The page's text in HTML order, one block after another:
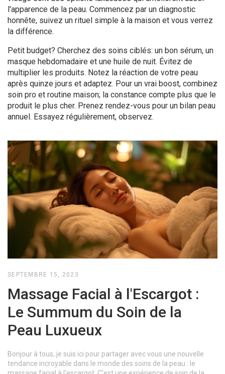
l'apparence de la peau. Commencez par un diagnostic
honnête, suivez un rituel simple à la maison et vous verrez
la différence.
Petit budget? Cherchez des soins ciblés: un bon sérum, un
masque hebdomadaire et une huile de nuit. Évitez de
multiplier les produits. Notez la réaction de votre peau
après quinze jours et adaptez. Pour un vrai boost, combinez
soin pro et routine maison; la constance compte plus que le
produit le plus cher. Prenez rendez-vous pour un bilan peau
annuel. Essayez régulièrement, observez.
SEPTEMBRE 15, 2023
Massage Facial à l'Escargot :
Le Summum du Soin de la
Peau Luxueux
Bonjour à tous, je suis ici pour partager avec vous une nouvelle
tendance incroyable dans le monde des soins de la peau : le